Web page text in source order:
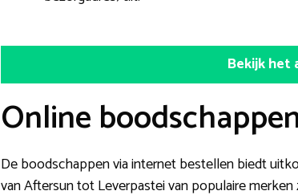
Bekijk het
Online
De boodschappen via internet bestellen biedt
van Aftersun tot Leverpastei van populaire